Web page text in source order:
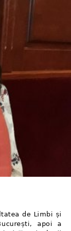
de Limbi și
apoi a